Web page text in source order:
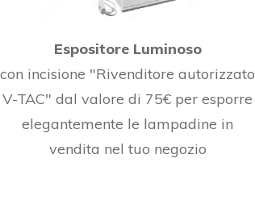
Espositore Luminoso
con incisione "Rivenditore autorizzato
V-TAC" dal valore di 75€ per esporre
elegantemente le lampadine in
vendita nel tuo negozio